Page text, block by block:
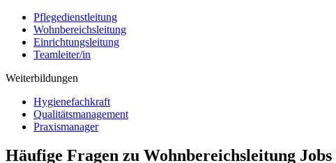
Pflegedienstleitung
Wohnbereichsleitung
Einrichtungsleitung
Teamleiter/in
Weiterbildungen
Hygienefachkraft
Qualitätsmanagement
Praxismanager
Häufige Fragen zu Wohnbereichsleitung